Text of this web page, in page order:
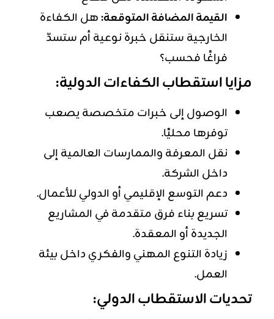
القيمة المضافة المتوقعة:هل الكفاءة
الخارجية ستنقل خبرة نوعية أم ستسدّ
فراغًا فحسب؟
مزايا استقطاب الكفاءات الدولية:
الوصول إلى خبرات متخصصة يصعب
توفرها محليًا.
نقل المعرفة والممارسات العالمية إلى
داخل الشركة.
دعم التوسع الإقليمي أو الدولي للأعمال.
تسريع بناء فرق متقدمة في المشاريع
الجديدة أو المعقدة.
زيادة التنوع المهني والفكري داخل بيئة
العمل.
تحديات الاستقطاب الدولي: